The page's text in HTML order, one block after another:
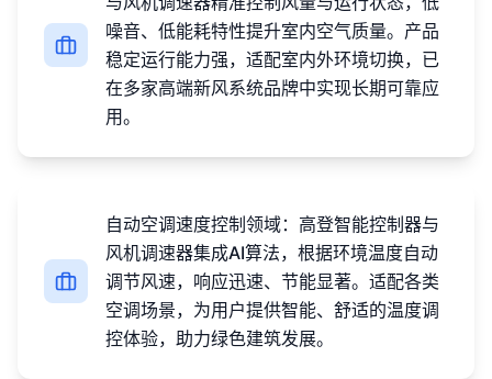
噪音、低能耗特性提升室内空气质量。产品
稳定运行能力强，适配室内外环境切换，已
在多家高端新风系统品牌中实现长期可靠应
用。
自动空调速度控制领域：高登智能控制器与
风机调速器集成AI算法，根据环境温度自动
调节风速，响应迅速、节能显著。适配各类
空调场景，为用户提供智能、舒适的温度调
控体验，助力绿色建筑发展。